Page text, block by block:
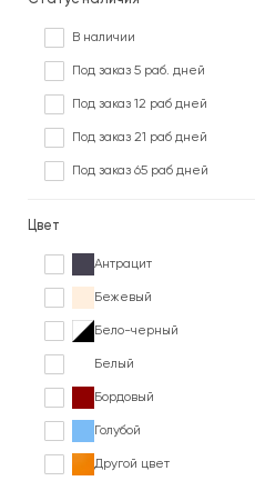
В наличии
Под заказ 5 раб. дней
Под заказ 12 раб дней
Под заказ 21 раб дней
Под заказ 65 раб дней
Цвет
Антрацит
Бежевый
Бело-черный
Белый
Бордовый
Голубой
Другой цвет